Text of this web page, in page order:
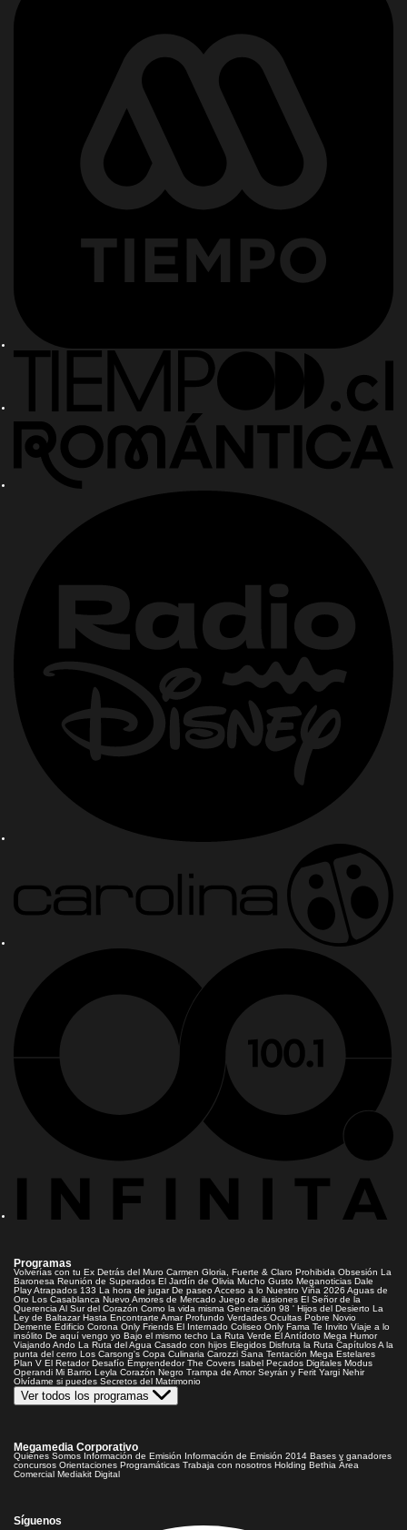
Programas
Volverías con tu Ex Detrás del Muro Carmen Gloria, Fuerte & Claro Prohibida Obsesión La
Baronesa Reunión de Superados El Jardín de Olivia Mucho Gusto Meganoticias Dale
PlayAtrapados 133 La hora de jugar De paseoAcceso a lo Nuestro Viña 2026 Aguas de
Oro Los Casablanca Nuevo Amores de Mercado Juego de ilusiones El Señor de la
Querencia Al Sur del Corazón Como la vida misma Generación 98 ' Hijos del Desierto La
Ley de Baltazar Hasta Encontrarte Amar Profundo Verdades Ocultas Pobre Novio
Demente Edificio Corona Only Friends El Internado Coliseo Only Fama Te Invito Viaje a lo
insólito De aquí vengo yo Bajo el mismo techo La Ruta Verde El Antídoto Mega Humor
Viajando Ando La Ruta del Agua Casado con hijos Elegidos Disfruta la Ruta CapítulosA la
punta del cerro Los Carsong's Copa Culinaria Carozzi Sana Tentación Mega Estelares
Plan V El Retador Desafío Emprendedor The Covers Isabel Pecados Digitales Modus
Operandi Mi Barrio Leyla Corazón Negro Trampa de Amor Seyrán y Ferit Yargi Nehir
Olvídame si puedes Secretos del Matrimonio
Ver todos los programas
Megamedia Corporativo
Quienes Somos Información de Emisión Información de Emisión 2014 Bases y ganadores
concursos Orientaciones Programáticas Trabaja con nosotros Holding Bethia Área
Comercial Mediakit Digital
Síguenos